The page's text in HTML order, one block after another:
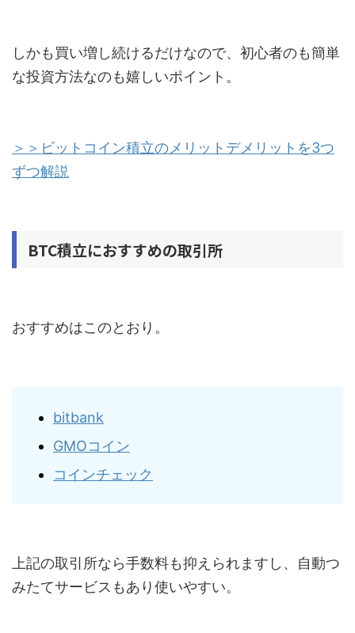
しかも買い増し続けるだけなので、初心者のも簡単
な投資方法なのも嬉しいポイント。
＞＞ビットコイン積立のメリットデメリットを3つ
ずつ解説
BTC積立におすすめの取引所
おすすめはこのとおり。
bitbank
GMOコイン
コインチェック
上記の取引所なら手数料も抑えられますし、自動つ
みたてサービスもあり使いやすい。